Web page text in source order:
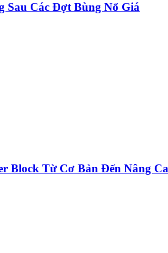
Sau Các Đợt Bùng Nổ Giá
Block Từ Cơ Bản Đến Nâng